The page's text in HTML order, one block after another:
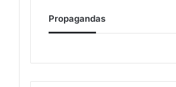
Propagandas